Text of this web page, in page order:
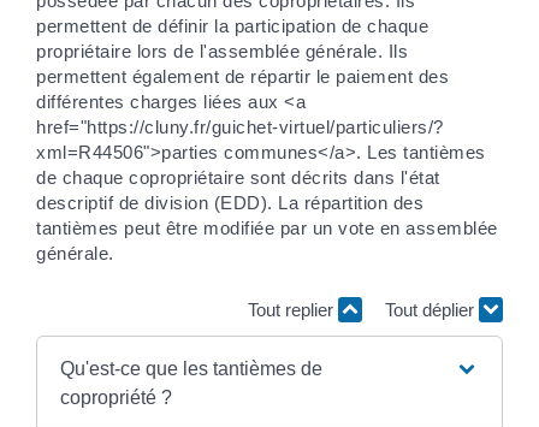
permettent de définir la participation de chaque
propriétaire lors de l'assemblée générale. Ils
permettent également de répartir le paiement des
différentes charges liées aux <a
href="https://cluny.fr/guichet-virtuel/particuliers/?
xml=R44506">parties communes</a>. Les tantièmes
de chaque copropriétaire sont décrits dans l'état
descriptif de division (EDD). La répartition des
tantièmes peut être modifiée par un vote en assemblée
générale.
Tout replier Tout déplier
Qu'est-ce que les tantièmes de
copropriété ?